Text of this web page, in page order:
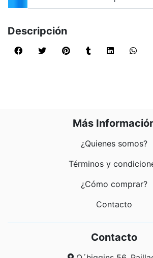
Descripción
Más
¿Quienes somos?
Términos y
¿Cómo comprar?
Contacto
Contacto